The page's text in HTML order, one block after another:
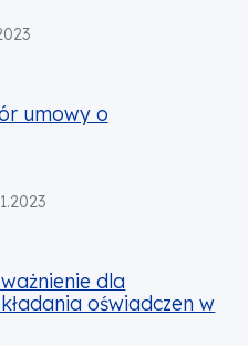
o partnerstwie
umowy o
dla Wnioskodawcy do
dla
oświadczen w